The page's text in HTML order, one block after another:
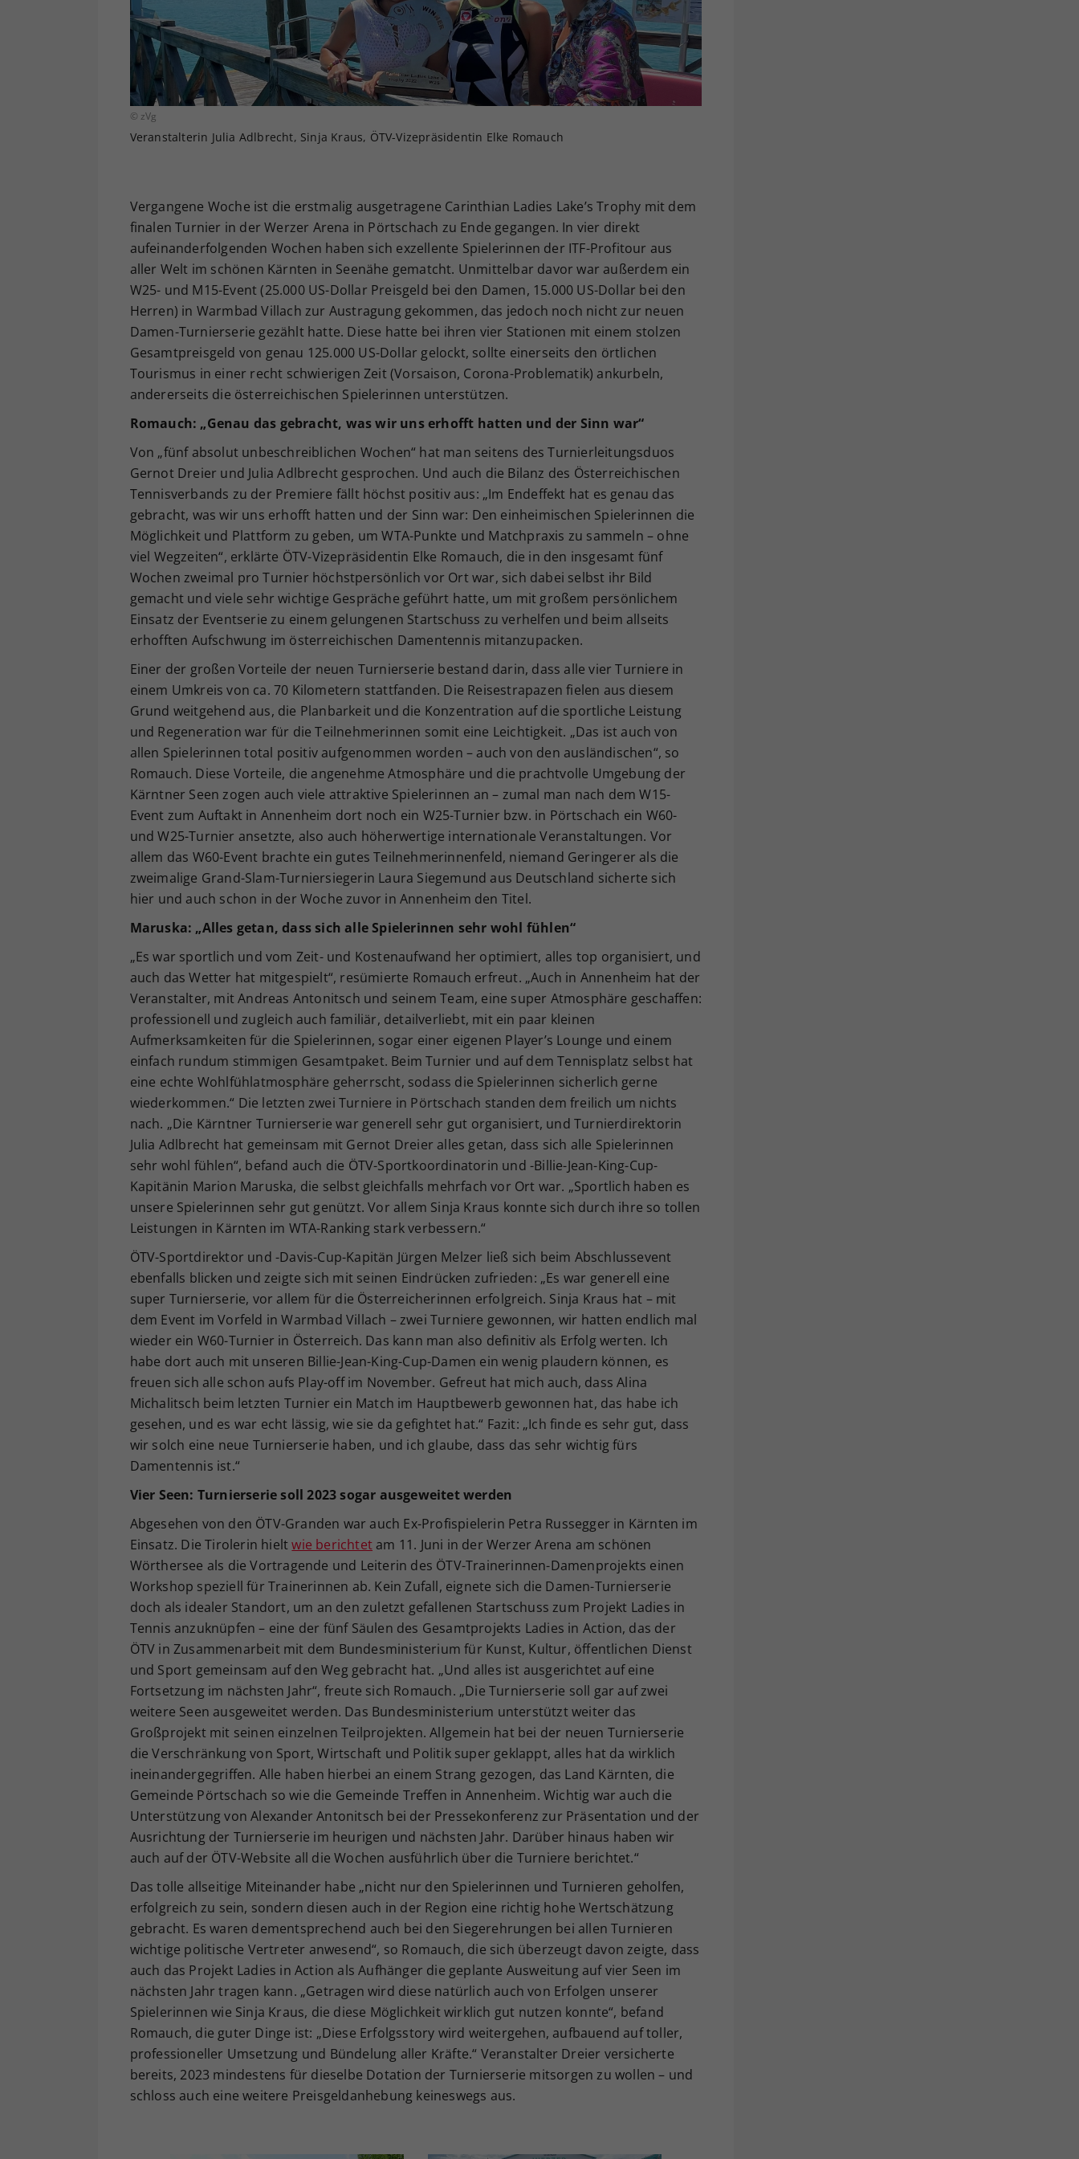
© zVg
Veranstalterin Julia Adlbrecht, Sinja Kraus, ÖTV-Vizepräsidentin Elke Romauch
Vergangene Woche ist die erstmalig ausgetragene Carinthian Ladies Lake’s Trophy mit dem
finalen Turnier in der Werzer Arena in Pörtschach zu Ende gegangen. In vier direkt
aufeinanderfolgenden Wochen haben sich exzellente Spielerinnen der ITF-Profitour aus
aller Welt im schönen Kärnten in Seenähe gematcht. Unmittelbar davor war außerdem ein
W25- und M15-Event (25.000 US-Dollar Preisgeld bei den Damen, 15.000 US-Dollar bei den
Herren) in Warmbad Villach zur Austragung gekommen, das jedoch noch nicht zur neuen
Damen-Turnierserie gezählt hatte. Diese hatte bei ihren vier Stationen mit einem stolzen
Gesamtpreisgeld von genau 125.000 US-Dollar gelockt, sollte einerseits den örtlichen
Tourismus in einer recht schwierigen Zeit (Vorsaison, Corona-Problematik) ankurbeln,
andererseits die österreichischen Spielerinnen unterstützen.
Romauch: „Genau das gebracht, was wir uns erhofft hatten und der Sinn war“
Von „fünf absolut unbeschreiblichen Wochen“ hat man seitens des Turnierleitungsduos
Gernot Dreier und Julia Adlbrecht gesprochen. Und auch die Bilanz des Österreichischen
Tennisverbands zu der Premiere fällt höchst positiv aus: „Im Endeffekt hat es genau das
gebracht, was wir uns erhofft hatten und der Sinn war: Den einheimischen Spielerinnen die
Möglichkeit und Plattform zu geben, um WTA-Punkte und Matchpraxis zu sammeln – ohne
viel Wegzeiten“, erklärte ÖTV-Vizepräsidentin Elke Romauch, die in den insgesamt fünf
Wochen zweimal pro Turnier höchstpersönlich vor Ort war, sich dabei selbst ihr Bild
gemacht und viele sehr wichtige Gespräche geführt hatte, um mit großem persönlichem
Einsatz der Eventserie zu einem gelungenen Startschuss zu verhelfen und beim allseits
erhofften Aufschwung im österreichischen Damentennis mitanzupacken.
Einer der großen Vorteile der neuen Turnierserie bestand darin, dass alle vier Turniere in
einem Umkreis von ca. 70 Kilometern stattfanden. Die Reisestrapazen fielen aus diesem
Grund weitgehend aus, die Planbarkeit und die Konzentration auf die sportliche Leistung
und Regeneration war für die Teilnehmerinnen somit eine Leichtigkeit. „Das ist auch von
allen Spielerinnen total positiv aufgenommen worden – auch von den ausländischen“, so
Romauch. Diese Vorteile, die angenehme Atmosphäre und die prachtvolle Umgebung der
Kärntner Seen zogen auch viele attraktive Spielerinnen an – zumal man nach dem W15-
Event zum Auftakt in Annenheim dort noch ein W25-Turnier bzw. in Pörtschach ein W60-
und W25-Turnier ansetzte, also auch höherwertige internationale Veranstaltungen. Vor
allem das W60-Event brachte ein gutes Teilnehmerinnenfeld, niemand Geringerer als die
zweimalige Grand-Slam-Turniersiegerin Laura Siegemund aus Deutschland sicherte sich
hier und auch schon in der Woche zuvor in Annenheim den Titel.
Maruska: „Alles getan, dass sich alle Spielerinnen sehr wohl fühlen“
„Es war sportlich und vom Zeit- und Kostenaufwand her optimiert, alles top organisiert, und
auch das Wetter hat mitgespielt“, resümierte Romauch erfreut. „Auch in Annenheim hat der
Veranstalter, mit Andreas Antonitsch und seinem Team, eine super Atmosphäre geschaffen:
professionell und zugleich auch familiär, detailverliebt, mit ein paar kleinen
Aufmerksamkeiten für die Spielerinnen, sogar einer eigenen Player’s Lounge und einem
einfach rundum stimmigen Gesamtpaket. Beim Turnier und auf dem Tennisplatz selbst hat
eine echte Wohlfühlatmosphäre geherrscht, sodass die Spielerinnen sicherlich gerne
wiederkommen.“ Die letzten zwei Turniere in Pörtschach standen dem freilich um nichts
nach. „Die Kärntner Turnierserie war generell sehr gut organisiert, und Turnierdirektorin
Julia Adlbrecht hat gemeinsam mit Gernot Dreier alles getan, dass sich alle Spielerinnen
sehr wohl fühlen“, befand auch die ÖTV-Sportkoordinatorin und -Billie-Jean-King-Cup-
Kapitänin Marion Maruska, die selbst gleichfalls mehrfach vor Ort war. „Sportlich haben es
unsere Spielerinnen sehr gut genützt. Vor allem Sinja Kraus konnte sich durch ihre so tollen
Leistungen in Kärnten im WTA-Ranking stark verbessern.“
ÖTV-Sportdirektor und -Davis-Cup-Kapitän Jürgen Melzer ließ sich beim Abschlussevent
ebenfalls blicken und zeigte sich mit seinen Eindrücken zufrieden: „Es war generell eine
super Turnierserie, vor allem für die Österreicherinnen erfolgreich. Sinja Kraus hat – mit
dem Event im Vorfeld in Warmbad Villach – zwei Turniere gewonnen, wir hatten endlich mal
wieder ein W60-Turnier in Österreich. Das kann man also definitiv als Erfolg werten. Ich
habe dort auch mit unseren Billie-Jean-King-Cup-Damen ein wenig plaudern können, es
freuen sich alle schon aufs Play-off im November. Gefreut hat mich auch, dass Alina
Michalitsch beim letzten Turnier ein Match im Hauptbewerb gewonnen hat, das habe ich
gesehen, und es war echt lässig, wie sie da gefightet hat.“ Fazit: „Ich finde es sehr gut, dass
wir solch eine neue Turnierserie haben, und ich glaube, dass das sehr wichtig fürs
Damentennis ist.“
Vier Seen: Turnierserie soll 2023 sogar ausgeweitet werden
Abgesehen von den ÖTV-Granden war auch Ex-Profispielerin Petra Russegger in Kärnten im
Einsatz. Die Tirolerin hieltwie berichtet am 11. Juni in der Werzer Arena am schönen
Wörthersee als die Vortragende und Leiterin des ÖTV-Trainerinnen-Damenprojekts einen
Workshop speziell für Trainerinnen ab. Kein Zufall, eignete sich die Damen-Turnierserie
doch als idealer Standort, um an den zuletzt gefallenen Startschuss zum Projekt Ladies in
Tennis anzuknüpfen – eine der fünf Säulen des Gesamtprojekts Ladies in Action, das der
ÖTV in Zusammenarbeit mit dem Bundesministerium für Kunst, Kultur, öffentlichen Dienst
und Sport gemeinsam auf den Weg gebracht hat. „Und alles ist ausgerichtet auf eine
Fortsetzung im nächsten Jahr“, freute sich Romauch. „Die Turnierserie soll gar auf zwei
weitere Seen ausgeweitet werden. Das Bundesministerium unterstützt weiter das
Großprojekt mit seinen einzelnen Teilprojekten. Allgemein hat bei der neuen Turnierserie
die Verschränkung von Sport, Wirtschaft und Politik super geklappt, alles hat da wirklich
ineinandergegriffen. Alle haben hierbei an einem Strang gezogen, das Land Kärnten, die
Gemeinde Pörtschach so wie die Gemeinde Treffen in Annenheim. Wichtig war auch die
Unterstützung von Alexander Antonitsch bei der Pressekonferenz zur Präsentation und der
Ausrichtung der Turnierserie im heurigen und nächsten Jahr. Darüber hinaus haben wir
auch auf der ÖTV-Website all die Wochen ausführlich über die Turniere berichtet.“
Das tolle allseitige Miteinander habe „nicht nur den Spielerinnen und Turnieren geholfen,
erfolgreich zu sein, sondern diesen auch in der Region eine richtig hohe Wertschätzung
gebracht. Es waren dementsprechend auch bei den Siegerehrungen bei allen Turnieren
wichtige politische Vertreter anwesend“, so Romauch, die sich überzeugt davon zeigte, dass
auch das Projekt Ladies in Action als Aufhänger die geplante Ausweitung auf vier Seen im
nächsten Jahr tragen kann. „Getragen wird diese natürlich auch von Erfolgen unserer
Spielerinnen wie Sinja Kraus, die diese Möglichkeit wirklich gut nutzen konnte“, befand
Romauch, die guter Dinge ist: „Diese Erfolgsstory wird weitergehen, aufbauend auf toller,
professioneller Umsetzung und Bündelung aller Kräfte.“ Veranstalter Dreier versicherte
bereits, 2023 mindestens für dieselbe Dotation der Turnierserie mitsorgen zu wollen – und
schloss auch eine weitere Preisgeldanhebung keineswegs aus.
Ihrer vorgenommen Einstellungen, falls der
Webseiten-Betreiber dies eingestellt hat.